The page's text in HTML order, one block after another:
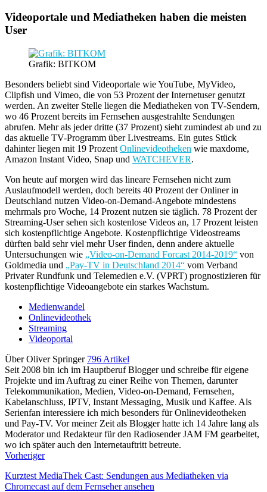
Videoportale und Mediatheken haben die meisten
User
Grafik: BITKOM
Besonders beliebt sind Videoportale wie YouTube, MyVideo,
Clipfish und Vimeo, die von 53 Prozent der Internetuser genutzt
werden. An zweiter Stelle liegen die Mediatheken von TV-Sendern,
wo 46 Prozent bereits im Fernsehen ausgestrahlte Sendungen
abrufen. Mehr als jeder dritte (37 Prozent) sieht zumindest ab und zu
das aktuelle TV-Programm über Livestreams. Ein gutes Stück
dahinter liegen mit 19 Prozent Onlinevideotheken wie maxdome,
Amazon Instant Video, Snap und WATCHEVER.
Von heute auf morgen wird das lineare Fernsehen nicht zum
Auslaufmodell werden, doch bereits 40 Prozent der Onliner in
Deutschland nutzen Video-on-Demand-Angebote mindestens
mehrmals pro Woche, 14 Prozent nutzen sie täglich. 78 Prozent der
Streaming-User sehen sich kostenlose Videos an, 17 Prozent leisten
sich kostenpflichtige Angebote. Kostenpflichtige Videostreams
dürften bald sehr viel mehr User finden, denn andere aktuelle
Untersuchungen wie „Video-on-Demand Forcast 2014-2019“ von
Goldmedia und „Pay-TV in Deutschland 2014“ vom Verband
Privater Rundfunk und Telemedien e.V. (VPRT) prognostizieren für
kostenpflichtige Videoangebote ein starkes Wachstum.
Medienwandel
Onlinevideothek
Streaming
Videoportal
Über Oliver Springer 796 Artikel
Seit 2008 bin ich im Hauptberuf Blogger und schreibe für eigene
Projekte und im Auftrag zu einer Reihe von Themen, darunter
Telekommunikation, Medien, Video-on-Demand, Fernsehen,
Kabelanschluss, IPTV, Instant Messaging, Musik und Kaffee. Als
Serienfan interessiere ich mich besonders für Onlinevideotheken
und Pay-TV. Vor meiner Zeit als Blogger hatte ich 14 Jahre lang als
Moderator und Redakteur für den Radiosender JAM FM gearbeitet,
wo ich später auch den Internetauftritt betreute.
Vorheriger
Kurztest MediaThek Cast: Sendungen aus Mediatheken via
Chromecast auf dem Fernseher ansehen